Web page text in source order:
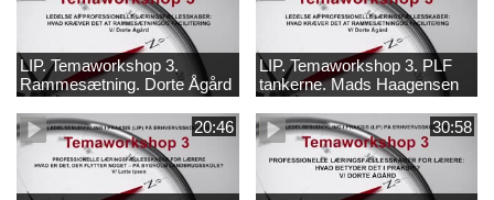
LIP. Temaworkshop 3.
Rammesætning. Dorte Ågård
LIP. Temaworkshop 3. PLF
tankerne. Mads Haagensen
20:46 30:58